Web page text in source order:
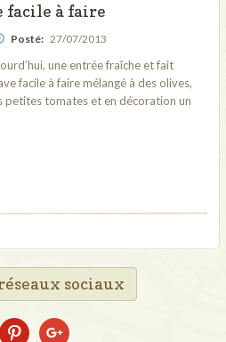
facile à faire
Posté: 27/07/2013
une entrée fraîche et fait
facile à faire mélangé à des olives,
petites tomates et en décoration un
sociaux
pinterest
google